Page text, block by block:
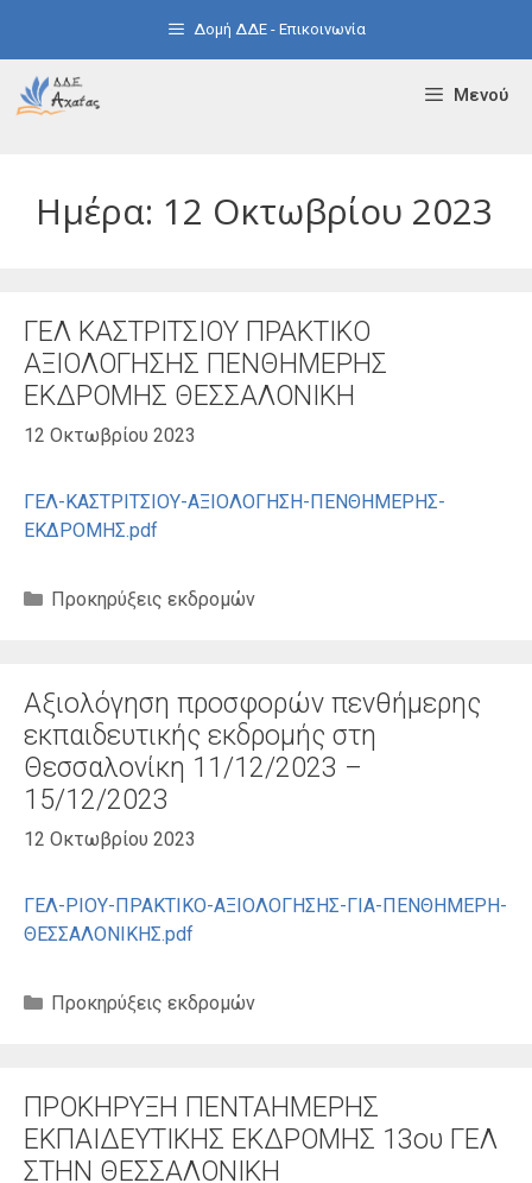
Δομή ΔΔΕ - Επικοινωνία
Μενού
Ημέρα: 12 Οκτωβρίου 2023
ΓΕΛ ΚΑΣΤΡΙΤΣΙΟΥ ΠΡΑΚΤΙΚΟ
ΑΞΙΟΛΟΓΗΣΗΣ ΠΕΝΘΗΜΕΡΗΣ
ΕΚΔΡΟΜΗΣ ΘΕΣΣΑΛΟΝΙΚΗ
12 Οκτωβρίου 2023
ΓΕΛ-ΚΑΣΤΡΙΤΣΙΟΥ-ΑΞΙΟΛΟΓΗΣΗ-ΠΕΝΘΗΜΕΡΗΣ-
ΕΚΔΡΟΜΗΣ.pdf
Κατηγορίες
Προκηρύξεις εκδρομών
Αξιολόγηση προσφορών πενθήμερης
εκπαιδευτικής εκδρομής στη
Θεσσαλονίκη 11/12/2023 –
15/12/2023
12 Οκτωβρίου 2023
ΓΕΛ-ΡΙΟΥ-ΠΡΑΚΤΙΚΟ-ΑΞΙΟΛΟΓΗΣΗΣ-ΓΙΑ-ΠΕΝΘΗΜΕΡΗ-
ΘΕΣΣΑΛΟΝΙΚΗΣ.pdf
Κατηγορίες
Προκηρύξεις εκδρομών
ΠΡΟΚΗΡΥΞΗ ΠΕΝΤΑΗΜΕΡΗΣ
ΕΚΠΑΙΔΕΥΤΙΚΗΣ ΕΚΔΡΟΜΗΣ 13ου ΓΕΛ
ΣΤΗΝ ΘΕΣΣΑΛΟΝΙΚΗ